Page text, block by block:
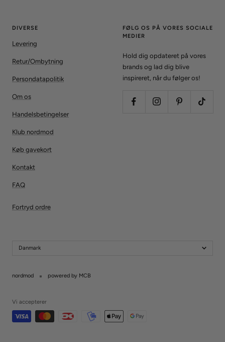
DIVERSE
Levering
Retur/Ombytning
Persondatapolitik
Om os
Handelsbetingelser
Klub nordmod
Køb gavekort
Kontakt
FAQ
Fortryd ordre
FØLG OS PÅ VORES SOCIALE
MEDIER
Hold dig opdateret på vores
brands og lad dig blive
inspireret, når du følger os!
Danmark
nordmod powered by MCB
Vi accepterer